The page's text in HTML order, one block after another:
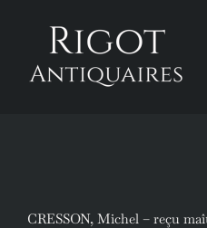
contenu
CRESSON, Michel – reçu